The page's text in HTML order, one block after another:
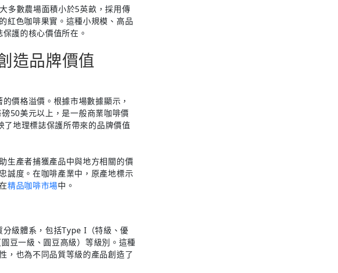
多數農場面積小於5英畝，採用傳
紅色咖啡果實。這種小規模、高品
護的核心價值所在。
造品牌價值
價格溢價。根據市場數據顯示，
50美元以上，是一般商業咖啡價
地理標誌保護所帶來的品牌價值
生產者捕獲產品中與地方相關的價
誠度。在咖啡產業中，原產地標示
精品咖啡市場中。
級體系，包括Type I（特級、優
豆一級、圓豆高級）等級別。這種
，也為不同品質等級的產品創造了